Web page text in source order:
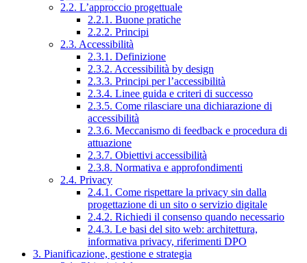
2.2. L’approccio progettuale
2.2.1. Buone pratiche
2.2.2. Principi
2.3. Accessibilità
2.3.1. Definizione
2.3.2. Accessibilità by design
2.3.3. Principi per l’accessibilità
2.3.4. Linee guida e criteri di successo
2.3.5. Come rilasciare una dichiarazione di
accessibilità
2.3.6. Meccanismo di feedback e procedura di
attuazione
2.3.7. Obiettivi accessibilità
2.3.8. Normativa e approfondimenti
2.4. Privacy
2.4.1. Come rispettare la privacy sin dalla
progettazione di un sito o servizio digitale
2.4.2. Richiedi il consenso quando necessario
2.4.3. Le basi del sito web: architettura,
informativa privacy, riferimenti DPO
3. Pianificazione, gestione e strategia